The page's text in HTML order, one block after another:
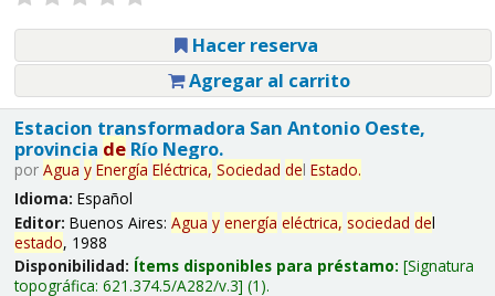
Hacer reserva
Agregar al carrito
Estacion transformadora San Antonio Oeste,
provincia deRío Negro.
por Agua y Energía Eléctrica, Sociedad del Estado.
Idioma: Español
Editor: Buenos Aires: Agua y energía eléctrica, sociedad del
estado, 1988
Disponibilidad: Ítems disponibles para préstamo: Signatura
topográfica: 621.374.5/A282/v.3 (1).